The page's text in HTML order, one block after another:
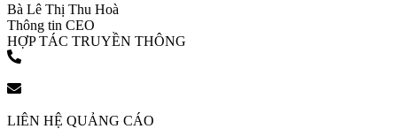
Bà Lê Thị Thu Hoà
Thông tin CEO
HỢP TÁC TRUYỀN THÔNG
LIÊN HỆ QUẢNG CÁO